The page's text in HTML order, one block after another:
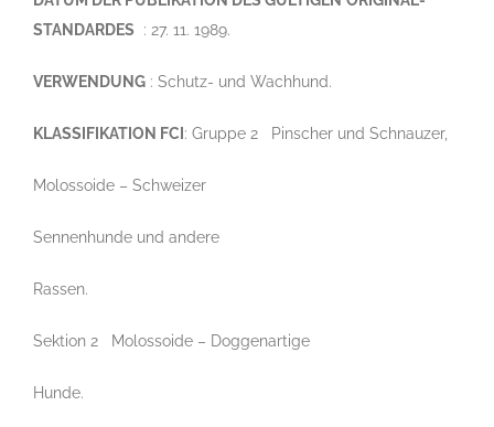
STANDARDES : 27. 11. 1989.
VERWENDUNG : Schutz- und Wachhund.
KLASSIFIKATION FCI : Gruppe 2 Pinscher und Schnauzer,
Molossoide – Schweizer
Sennenhunde und andere
Rassen.
Sektion 2 Molossoide – Doggenartige
Hunde.